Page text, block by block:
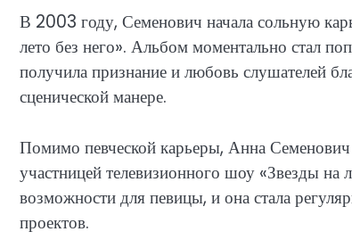
В 2003 году, Семенович начала сольную
лето без него». Альбом моментально стал
получила признание и любовь слушателей
сценической манере.
Помимо певческой карьеры, Анна Семенович
участницей телевизионного шоу «Звезды на
возможности для певицы, и она стала
проектов.